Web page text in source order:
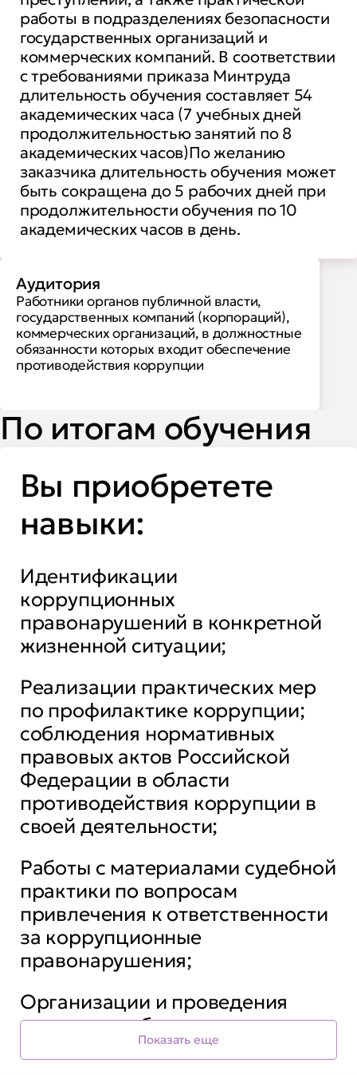
работы в подразделениях безопасности
государственных организаций и
коммерческих компаний. В соответствии
с требованиями приказа Минтруда
длительность обучения составляет 54
академических часа (7 учебных дней
продолжительностью занятий по 8
академических часов)По желанию
заказчика длительность обучения может
быть сокращена до 5 рабочих дней при
продолжительности обучения по 10
академических часов в день.
Аудитория
Работники органов публичной власти,
государственных компаний (корпораций),
коммерческих организаций, в должностные
обязанности которых входит обеспечение
противодействия коррупции
По итогам обучения
Вы приобретете
навыки:
Идентификации
коррупционных
правонарушений в конкретной
жизненной ситуации;
Реализации практических мер
по профилактике коррупции;
соблюдения нормативных
правовых актов Российской
Федерации в области
противодействия коррупции в
своей деятельности;
Работы с материалами судебной
практики по вопросам
привлечения к ответственности
за коррупционные
правонарушения;
Организации и проведения
проверок соблюдения
ограничений и запретов,
Показать еще